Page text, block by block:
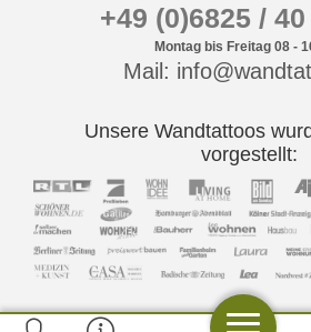
+49 (0)6825 /
Montag bis Freitag 08 -
Mail:
Unsere Wandtattoos
vorgestellt: